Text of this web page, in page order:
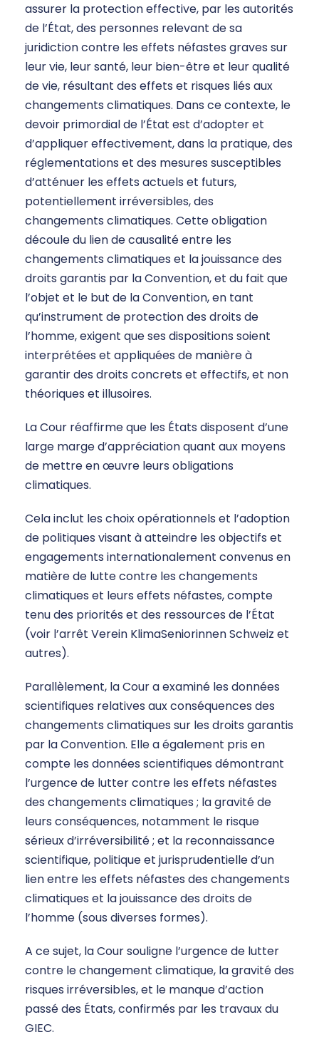
assurer la protection effective, par les autorités
de l’État, des personnes relevant de sa
juridiction contre les effets néfastes graves sur
leur vie, leur santé, leur bien-être et leur qualité
de vie, résultant des effets et risques liés aux
changements climatiques. Dans ce contexte, le
devoir primordial de l’État est d’adopter et
d’appliquer effectivement, dans la pratique, des
réglementations et des mesures susceptibles
d’atténuer les effets actuels et futurs,
potentiellement irréversibles, des
changements climatiques. Cette obligation
découle du lien de causalité entre les
changements climatiques et la jouissance des
droits garantis par la Convention, et du fait que
l’objet et le but de la Convention, en tant
qu’instrument de protection des droits de
l’homme, exigent que ses dispositions soient
interprétées et appliquées de manière à
garantir des droits concrets et effectifs, et non
théoriques et illusoires.
La Cour réaffirme que les États disposent d’une
large marge d’appréciation quant aux moyens
de mettre en œuvre leurs obligations
climatiques.
Cela inclut les choix opérationnels et l’adoption
de politiques visant à atteindre les objectifs et
engagements internationalement convenus en
matière de lutte contre les changements
climatiques et leurs effets néfastes, compte
tenu des priorités et des ressources de l’État
(voir l’arrêt Verein KlimaSeniorinnen Schweiz et
autres).
Parallèlement, la Cour a examiné les données
scientifiques relatives aux conséquences des
changements climatiques sur les droits garantis
par la Convention. Elle a également pris en
compte les données scientifiques démontrant
l’urgence de lutter contre les effets néfastes
des changements climatiques ; la gravité de
leurs conséquences, notamment le risque
sérieux d’irréversibilité ; et la reconnaissance
scientifique, politique et jurisprudentielle d’un
lien entre les effets néfastes des changements
climatiques et la jouissance des droits de
l’homme (sous diverses formes).
A ce sujet, la Cour souligne l’urgence de lutter
contre le changement climatique, la gravité des
risques irréversibles, et le manque d’action
passé des États, confirmés par les travaux du
GIEC.